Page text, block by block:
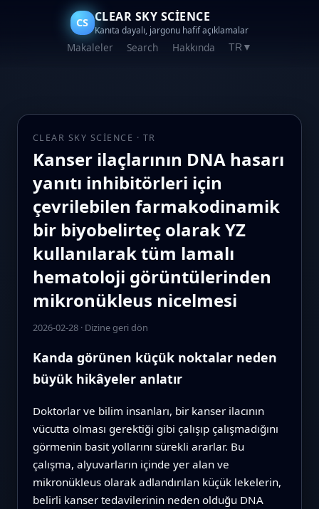
CS CLEAR SKY SCIENCE
Kanıta dayalı, jargonu hafif açıklamalar
Makaleler Search Hakkında TR ▼
CLEAR SKY SCIENCE · TR
Kanser ilaçlarının DNA hasarı
yanıtı inhibitörleri için
çevrilebilen farmakodinamik
bir biyobelirteç olarak YZ
kullanılarak tüm lamalı
hematoloji görüntülerinden
mikronükleus nicelmesi
2026-02-28· Dizine geri dön
Kanda görünen küçük noktalar neden
büyük hikâyeler anlatır
Doktorlar ve bilim insanları, bir kanser ilacının
vücutta olması gerektiği gibi çalışıp çalışmadığını
görmenin basit yollarını sürekli ararlar. Bu
çalışma, alyuvarların içinde yer alan ve
mikronükleus olarak adlandırılan küçük lekelerin,
belirli kanser tedavilerinin neden olduğu DNA